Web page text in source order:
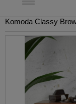
Komoda Classy